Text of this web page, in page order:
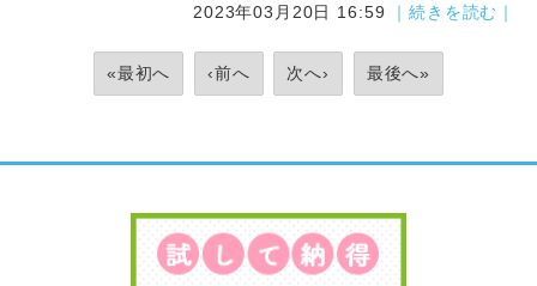
2023年03月20日 16:59 ｜続きを読む｜
«最初へ ‹前へ 次へ› 最後へ»